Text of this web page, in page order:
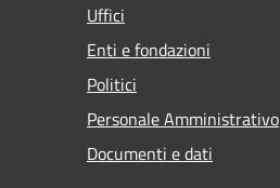
Uffici
Enti e fondazioni
Politici
Personale Amministrativo
Documenti e dati